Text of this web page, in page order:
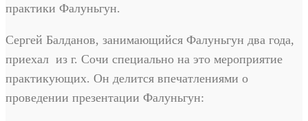
практики Фалуньгун.
Сергей Балданов, занимающийся Фалуньгун два года,
приехал из г. Сочи специально на это мероприятие
практикующих. Он делится впечатлениями о
проведении презентации Фалуньгун: